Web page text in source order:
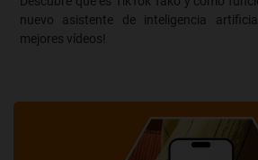
nuevo asistente de inteligencia
mejores vídeos!